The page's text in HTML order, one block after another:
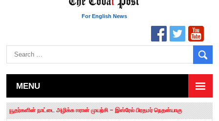
For English News
MENU
யூதர்களின் நாட்டை அழிக்க ஈரான் முயற்சி – இஸ்ரேல் பிரதமர் நெதன்யாகு
“மக்களால் நிராகரிக்கப்பட்டவர் ஸ்டாலின்!” – செங்கோட்டையன்